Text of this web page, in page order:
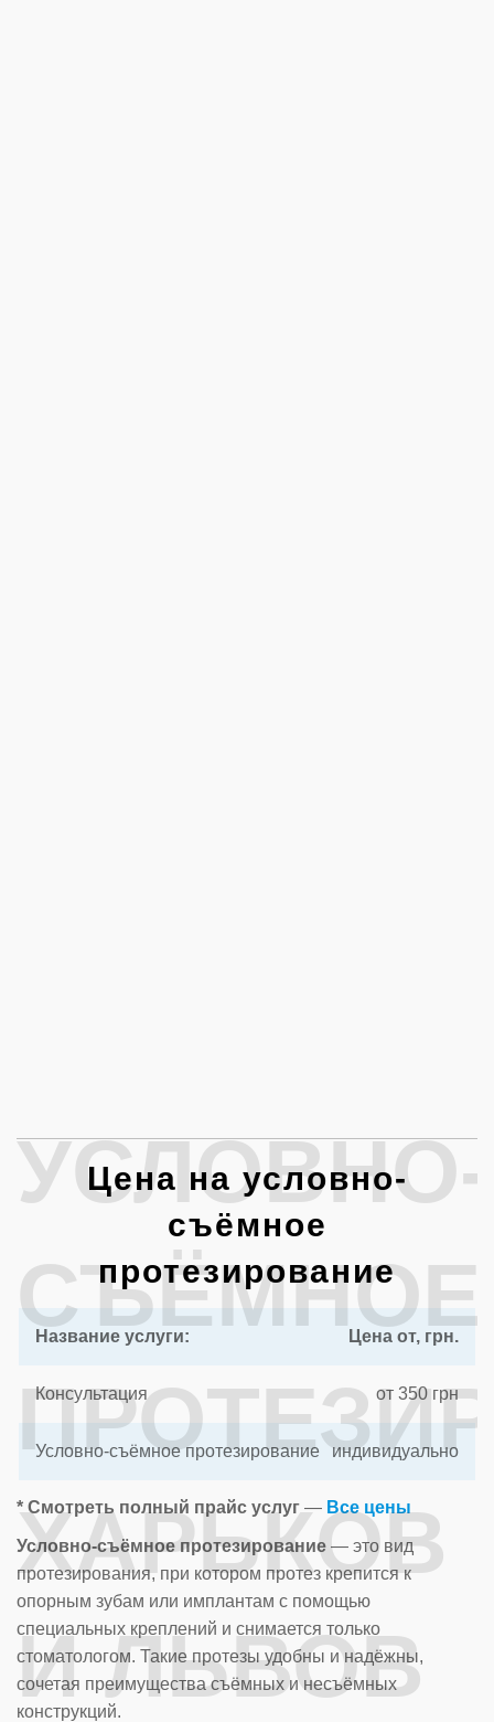
УСЛОВНО-
СЪЁМНОЕ
ХАРЬКОВ
И ЛЬВОВ
Цена на условно-
съёмное
протезирование
Название услуги: Цена от, грн.
Консультация от 350 грн
Условно-съёмное протезирование индивидуально
* Смотреть полный прайс услуг — Все цены
Условно-съёмное протезирование — это вид
протезирования, при котором протез крепится к
опорным зубам или имплантам с помощью
специальных креплений и снимается только
стоматологом. Такие протезы удобны и надёжны,
сочетая преимущества съёмных и несъёмных
конструкций.